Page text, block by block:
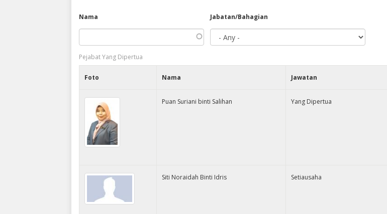
Nama Jabatan/Bahagian
Pejabat Yang Dipertua
Foto Nama Jawatan
Puan Suriani binti Salihan Yang Dipertua
Siti Noraidah Binti Idris Setiausaha